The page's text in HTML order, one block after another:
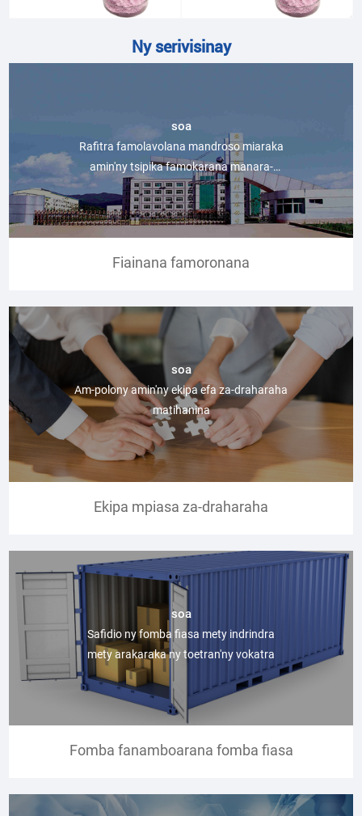
Ny serivisinay
soa
Rafitra famolavolana mandroso miaraka
amin'ny tsipika famokarana manara-
penitra
Fiainana famoronana
soa
Am-polony amin'ny ekipa efa za-draharaha
matihanina
Ekipa mpiasa za-draharaha
soa
Safidio ny fomba fiasa mety indrindra
mety arakaraka ny toetran'ny vokatra
Fomba fanamboarana fomba fiasa